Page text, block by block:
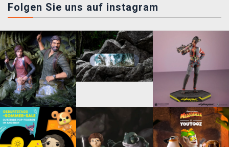
Folgen Sie uns auf instagram